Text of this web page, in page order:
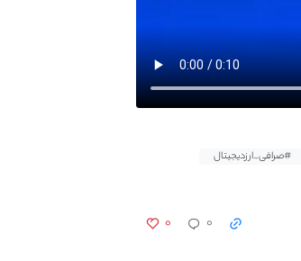
#صرافی_ارزدیجیتال
۰ ۰